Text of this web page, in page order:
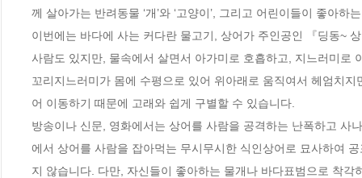
께 살아가는 반려동물 ‘개’와 ‘고양이’, 그리고 어린이들이 좋아하
이번에는 바다에 사는 커다란 물고기, 상어가 주인공인 『딩동~
사람도 있지만, 물속에서 살면서 아가미로 호흡하고, 지느러미로
꼬리지느러미가 몸에 수평으로 있어 위아래로 움직여서 헤엄치
어 이동하기 때문에 고래와 쉽게 구별할 수 있습니다.
방송이나 신문, 영화에서는 상어를 사람을 공격하는 난폭하고
에서 상어를 사람을 잡아먹는 무시무시한 식인상어로 묘사하여
지 않습니다. 다만, 자신들이 좋아하는 물개나 바다표범으로 착